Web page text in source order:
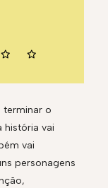
terminar o
história vai
vai
personagens